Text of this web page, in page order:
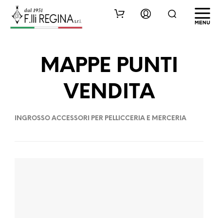
MAPPE PUNTI
VENDITA
INGROSSO ACCESSORI PER PELLICCERIA E MERCERIA